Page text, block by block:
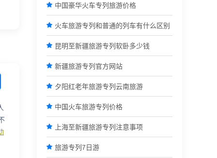
 中国豪华火车专列旅游价格
 火车旅游专列和普通的列车有什么区别
 昆明至新疆旅游专列软卧多少钱
 新疆旅游专列官方网站
 夕阳红老年旅游专列云南旅游
 中国火车旅游专列价格
 上海至新疆旅游专列注意事项
 旅游专列7日游